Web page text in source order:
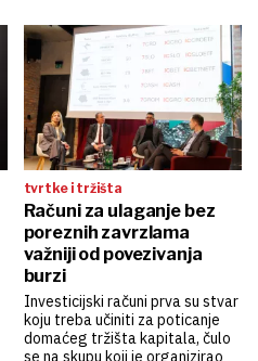
tvrtke i tržišta
Računi za ulaganje bez
poreznih zavrzlama
važniji od povezivanja
burzi
Investicijski računi prva su stvar
koju treba učiniti za poticanje
domaćeg tržišta kapitala, čulo
se na skupu koji je organizirao